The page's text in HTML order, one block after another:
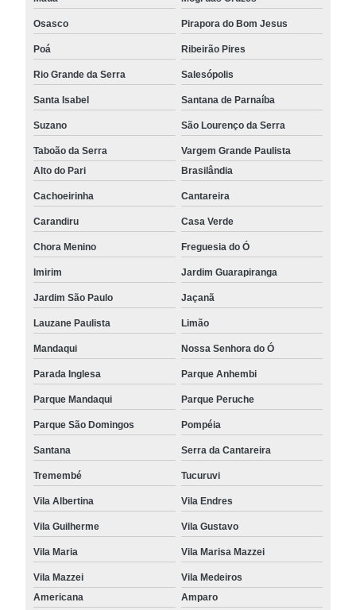
Osasco Pirapora do Bom Jesus
Poá Ribeirão Pires
Rio Grande da Serra Salesópolis
Santa Isabel Santana de Parnaíba
Suzano São Lourenço da Serra
Taboão da Serra
Vargem Grande Paulista
Alto do Pari
Brasilândia
Cachoeirinha Cantareira
Carandiru Casa Verde
Chora Menino Freguesia do Ó
Imirim Jardim Guarapiranga
Jardim São Paulo Jaçanã
Lauzane Paulista Limão
Mandaqui Nossa Senhora do Ó
Parada Inglesa Parque Anhembi
Parque Mandaqui Parque Peruche
Parque São Domingos Pompéia
Santana Serra da Cantareira
Tremembé Tucuruvi
Vila Albertina Vila Endres
Vila Guilherme Vila Gustavo
Vila Maria Vila Marisa Mazzei
Vila Mazzei
Vila Medeiros
Americana
Amparo